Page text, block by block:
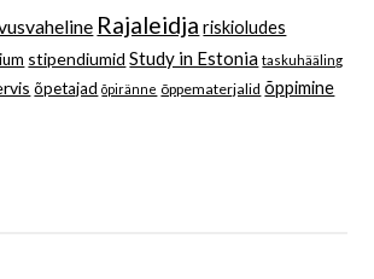
Rajaleidja riskioludes
stipendiumid Study in Estonia taskuhääling
õpetajad õpiränne õppematerjalid õppimine